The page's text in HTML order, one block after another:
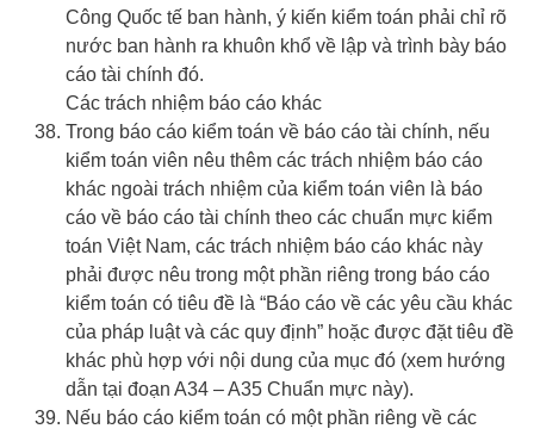
Công Quốc tế ban hành, ý kiến kiểm toán phải chỉ rõ
nước ban hành ra khuôn khổ về lập và trình bày báo
cáo tài chính đó.
Các trách nhiệm báo cáo khác
Trong báo cáo kiểm toán về báo cáo tài chính, nếu
kiểm toán viên nêu thêm các trách nhiệm báo cáo
khác ngoài trách nhiệm của kiểm toán viên là báo
cáo về báo cáo tài chính theo các chuẩn mực kiểm
toán Việt Nam, các trách nhiệm báo cáo khác này
phải được nêu trong một phần riêng trong báo cáo
kiểm toán có tiêu đề là “Báo cáo về các yêu cầu khác
của pháp luật và các quy định” hoặc được đặt tiêu đề
khác phù hợp với nội dung của mục đó (xem hướng
dẫn tại đoạn A34 – A35 Chuẩn mực này).
Nếu báo cáo kiểm toán có một phần riêng về các